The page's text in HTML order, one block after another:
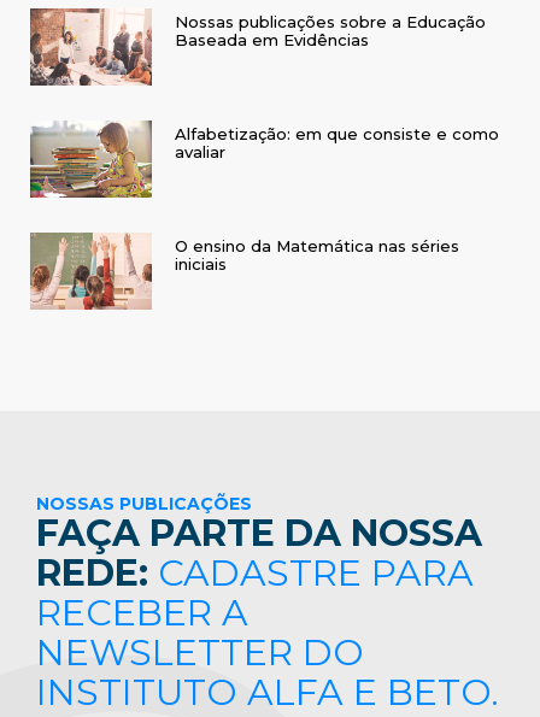
Nossas publicações sobre a Educação
Baseada em Evidências
Alfabetização: em que consiste e como
avaliar
O ensino da Matemática nas séries
iniciais
NOSSAS PUBLICAÇÕES
FAÇA PARTE DA NOSSA
REDE: CADASTRE PARA
RECEBER A
NEWSLETTER DO
INSTITUTO ALFA E BETO.